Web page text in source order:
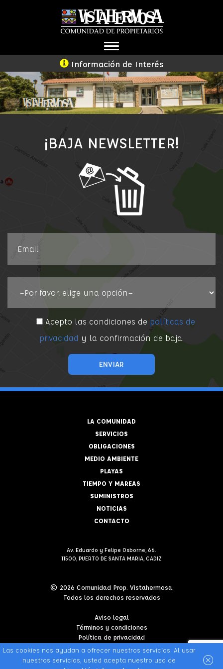
TOGGLE
NAVIGATION
Información de Interés
¡BAJA NEWSLETTER!
Acepto las condiciones de políticas de
privacidad y la confirmación de baja.
LA COMUNIDAD
SERVICIOS
OBLIGACIONES
MEDIO AMBIENTE
PLAYAS
TIEMPO Y MAREAS
SUMINISTROS
NOTICIAS
CONTACTO
Av. Eduardo y Felipe Osborne, 66.
11500, PUERTO DE SANTA MARIA, CADIZ
© 2026 Comunidad Prop. Vistahermosa.
Todos los derechos reservados
Aviso legal
Términos y condiciones
Política de privacidad
Política de cookies
Las cookies nos ayudan a ofrecer nuestros servicios. Al usar
nuestros servicios, usted acepta nuestro uso de